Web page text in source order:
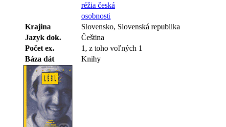
réžia česká
osobnosti
Krajina
Slovensko, Slovenská republika
Jazyk dok.
Čeština
Počet ex.
1, z toho voľných 1
Báza dát
Knihy